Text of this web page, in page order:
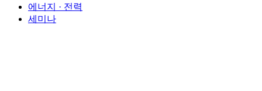
에너지 · 전력
세미나